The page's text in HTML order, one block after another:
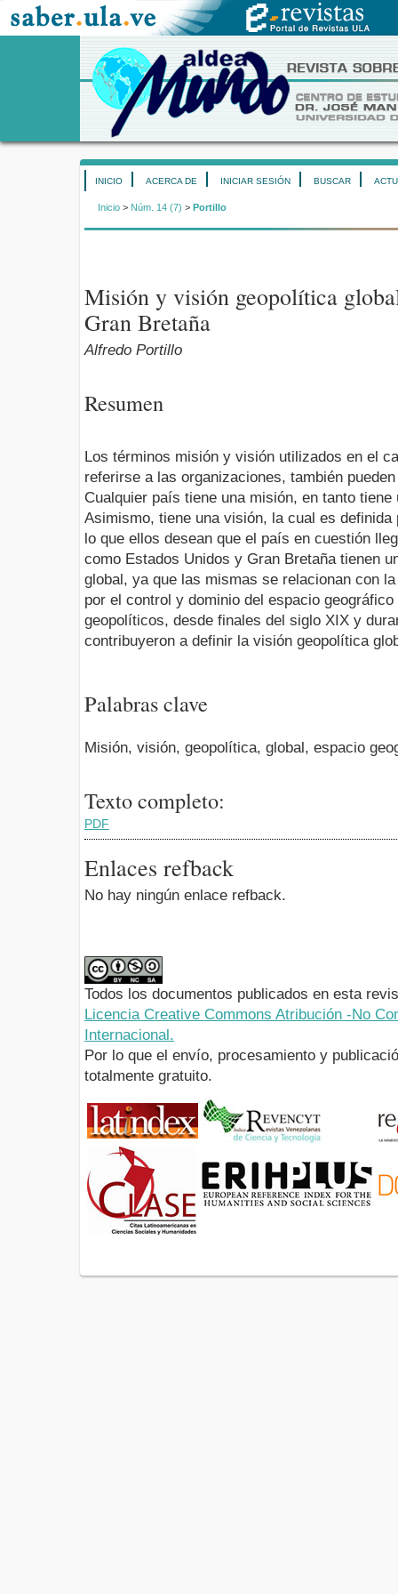
INICIO ACERCA DE INICIAR SESIÓN BUSCAR
Inicio > Núm. 14 (7) > Portillo
Misión y visión geopolítica
Gran Bretaña
Alfredo Portillo
Resumen
Los términos misión y visión utilizados en el
referirse a las organizaciones, también
Cualquier país tiene una misión, en tanto
Asimismo, tiene una visión, la cual es
lo que ellos desean que el país en cuestión
como Estados Unidos y Gran Bretaña tienen
global, ya que las mismas se relacionan con
por el control y dominio del espacio
geopolíticos, desde finales del siglo XIX y
contribuyeron a definir la visión geopolítica
Palabras clave
Misión, visión, geopolítica, global, espacio
Texto completo:
PDF
Enlaces refback
No hay ningún enlace refback.
Todos los documentos publicados en esta
Licencia Creative Commons Atribución -No
Internacional.
Por lo que el envío, procesamiento y
totalmente gratuito.